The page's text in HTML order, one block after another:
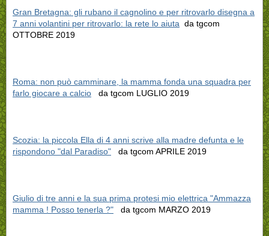
Gran Bretagna: gli rubano il cagnolino e per ritrovarlo disegna a
7 anni volantini per ritrovarlo: la rete lo aiuta da tgcom
OTTOBRE 2019
Roma: non può camminare, la mamma fonda una squadra per
farlo giocare a calcio da tgcom LUGLIO 2019
Scozia: la piccola Ella di 4 anni scrive alla madre defunta e le
rispondono "dal Paradiso" da tgcom APRILE 2019
Giulio di tre anni e la sua prima protesi mio elettrica "Ammazza
mamma ! Posso tenerla ?" da tgcom MARZO 2019